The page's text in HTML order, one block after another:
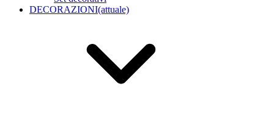
DECORAZIONI(attuale)